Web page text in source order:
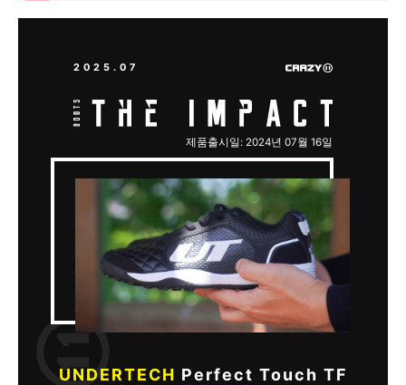
2025.07
제품출시일: 2024년 07월 16일
UNDERTECH Perfect Touch TF